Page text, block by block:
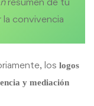
convivencia
los logos
y mediación